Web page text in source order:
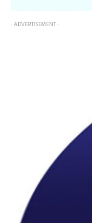
- ADVERTISEMENT -